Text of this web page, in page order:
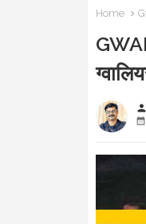
Home
person